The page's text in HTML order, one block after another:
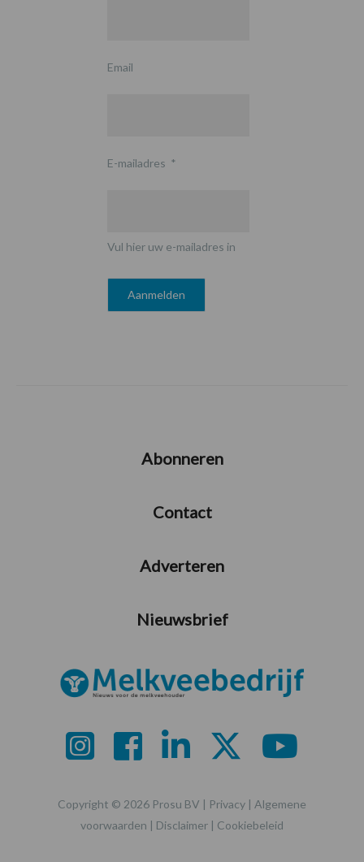
Email
E-mailadres *
Vul hier uw e-mailadres in
Abonneren
Contact
Adverteren
Nieuwsbrief
Copyright © 2026 Prosu BV | Privacy | Algemene
voorwaarden | Disclaimer | Cookiebeleid